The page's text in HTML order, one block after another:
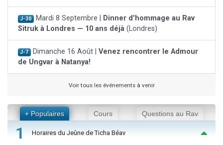
J-30 Mardi 8 Septembre |
Dinner d'hommage au Rav
Sitruk à Londres — 10 ans déjà (Londres)
J-7 Dimanche 16 Août | Venez rencontrer le Admour
de Ungvar à Natanya!
Voir tous les événements à venir
+ Populaires Cours Questions au Rav
1 Horaires du Jeûne de Ticha Béav